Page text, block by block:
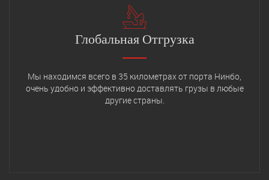
Глобальная Отгрузка
Мы находимся всего в 35 километрах от порта Нинбо,
очень удобно и эффективно доставлять грузы в любые
другие страны.